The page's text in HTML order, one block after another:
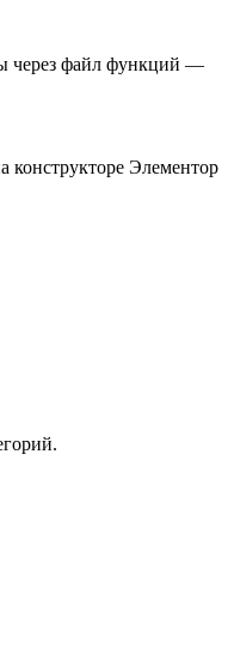
через файл функций —
конструкторе Элементор